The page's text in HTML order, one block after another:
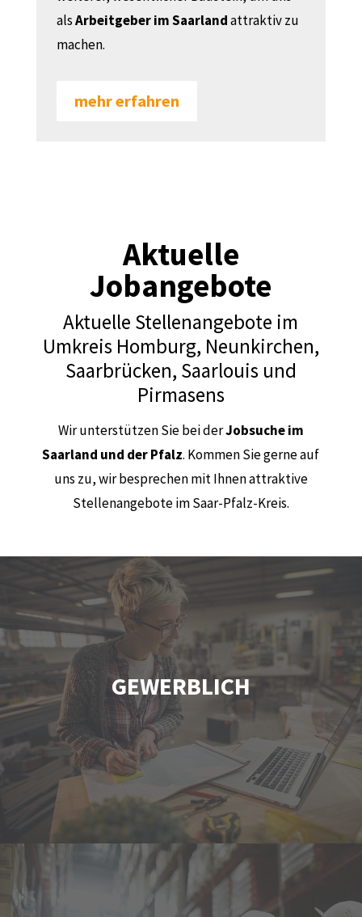
alsArbeitgeber im Saarlandattraktiv zu
machen.
mehr erfahren
Aktuelle
Jobangebote
Aktuelle Stellenangebote im
Umkreis Homburg, Neunkirchen,
Saarbrücken, Saarlouis und
Pirmasens
Wir unterstützen Sie bei derJobsuche im
Saarland und der Pfalz. Kommen Sie gerne auf
uns zu, wir besprechen mit Ihnen attraktive
Stellenangebote im Saar-Pfalz-Kreis.
GEWERBLICH